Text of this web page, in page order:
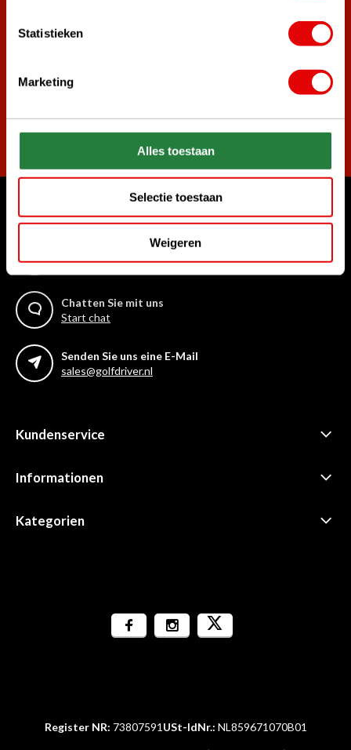
Statistieken
Marketing
Alles toestaan
Selectie toestaan
Weigeren
Melde dich für den Newsletter an und verpasse nie wieder
die besten Golfangebote!
Abonnieren
Womit können wir Ihnen helfen?
+31 85 06 02 099
Chatten Sie mit uns
Start chat
Senden Sie uns eine E-Mail
sales@golfdriver.nl
Kundenservice
Informationen
Kategorien
Register NR: 73807591 USt-IdNr.: NL859671070B01